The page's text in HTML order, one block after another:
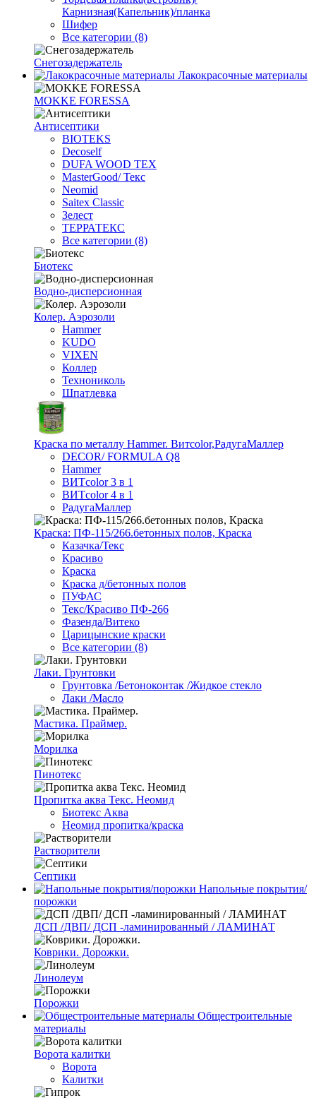
Карнизная(Капельник)/планка
Шифер
Все категории (8)
Снегозадержатель
Лакокрасочные материалы
MOKKE FORESSA
Антисептики
BIOTEKS
Decoself
DUFA WOOD TEX
MasterGood/ Текс
Neomid
Saitex Classic
Зелест
ТЕРРАТЕКС
Все категории (8)
Биотекс
Водно-дисперсионная
Колер. Аэрозоли
Hammer
KUDO
VIXEN
Коллер
Технониколь
Шпатлевка
Краска по металлу Hammer. Витcolor,РадугаМаллер
DECOR/ FORMULA Q8
Hammer
ВИТcolor 3 в 1
ВИТcolor 4 в 1
РадугаМаллер
Краска: ПФ-115/266.бетонных полов, Краска
Казачка/Текс
Красиво
Краска
Краска д/бетонных полов
ПУФАС
Текс/Красиво ПФ-266
Фазенда/Витеко
Царицынские краски
Все категории (8)
Лаки. Грунтовки
Грунтовка /Бетоноконтак /Жидкое стекло
Лаки /Масло
Мастика. Праймер.
Морилка
Пинотекс
Пропитка аква Текс. Неомид
Биотекс Аква
Неомид пропитка/краска
Растворители
Септики
Напольные покрытия/
порожки
ДСП /ДВП/ ДСП -ламинированный / ЛАМИНАТ
Коврики. Дорожки.
Линолеум
Порожки
Общестроительные
материалы
Ворота калитки
Ворота
Калитки